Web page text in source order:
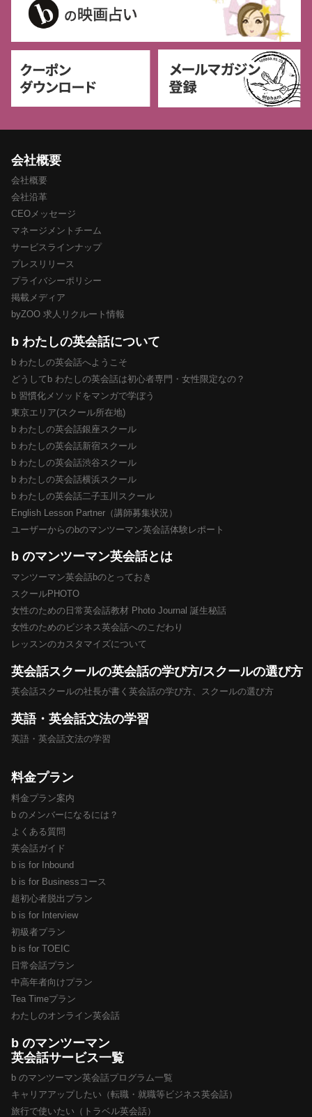
会社概要
会社概要
会社沿革
CEOメッセージ
マネージメントチーム
サービスラインナップ
プレスリリース
プライバシーポリシー
掲載メディア
byZOO 求人リクルート情報
b わたしの英会話について
b わたしの英会話へようこそ
どうしてb わたしの英会話は初心者専門・女性限定なの？
b 習慣化メソッドをマンガで学ぼう
東京エリア(スクール所在地)
b わたしの英会話銀座スクール
b わたしの英会話新宿スクール
b わたしの英会話渋谷スクール
b わたしの英会話横浜スクール
b わたしの英会話二子玉川スクール
English Lesson Partner（講師募集状況）
ユーザーからのbのマンツーマン英会話体験レポート
b のマンツーマン英会話とは
マンツーマン英会話bのとっておき
スクールPHOTO
女性のための日常英会話教材 Photo Journal 誕生秘話
女性のためのビジネス英会話へのこだわり
レッスンのカスタマイズについて
英会話スクールの英会話の学び方/スクールの選び方
英会話スクールの社長が書く英会話の学び方、スクールの選び方
英語・英会話文法の学習
英語・英会話文法の学習
料金プラン
料金プラン案内
b のメンバーになるには？
よくある質問
英会話ガイド
b is for Inbound
b is for Businessコース
超初心者脱出プラン
b is for Interview
初級者プラン
b is for TOEIC
日常会話プラン
中高年者向けプラン
Tea Timeプラン
わたしのオンライン英会話
b のマンツーマン
英会話サービス一覧
b のマンツーマン英会話プログラム一覧
キャリアアップしたい（転職・就職等ビジネス英会話）
旅行で使いたい（トラベル英会話）